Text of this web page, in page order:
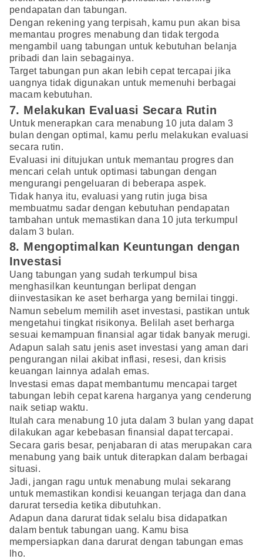
pendapatan dan tabungan.
Dengan rekening yang terpisah, kamu pun akan bisa
memantau progres menabung dan tidak tergoda
mengambil uang tabungan untuk kebutuhan belanja
pribadi dan lain sebagainya.
Target tabungan pun akan lebih cepat tercapai jika
uangnya tidak digunakan untuk memenuhi berbagai
macam kebutuhan.
7. Melakukan Evaluasi Secara Rutin
Untuk menerapkan cara menabung 10 juta dalam 3
bulan dengan optimal, kamu perlu melakukan evaluasi
secara rutin.
Evaluasi ini ditujukan untuk memantau progres dan
mencari celah untuk optimasi tabungan dengan
mengurangi pengeluaran di beberapa aspek.
Tidak hanya itu, evaluasi yang rutin juga bisa
membuatmu sadar dengan kebutuhan pendapatan
tambahan untuk memastikan dana 10 juta terkumpul
dalam 3 bulan.
8. Mengoptimalkan Keuntungan dengan
Investasi
Uang tabungan yang sudah terkumpul bisa
menghasilkan keuntungan berlipat dengan
diinvestasikan ke aset berharga yang bernilai tinggi.
Namun sebelum memilih aset investasi, pastikan untuk
mengetahui tingkat risikonya. Belilah aset berharga
sesuai kemampuan finansial agar tidak banyak merugi.
Adapun salah satu jenis aset investasi yang aman dari
pengurangan nilai akibat inflasi, resesi, dan krisis
keuangan lainnya adalah emas.
Investasi emas dapat membantumu mencapai target
tabungan lebih cepat karena harganya yang cenderung
naik setiap waktu.
Itulah cara menabung 10 juta dalam 3 bulan yang dapat
dilakukan agar kebebasan finansial dapat tercapai.
Secara garis besar, penjabaran di atas merupakan cara
menabung yang baik untuk diterapkan dalam berbagai
situasi.
Jadi, jangan ragu untuk menabung mulai sekarang
untuk memastikan kondisi keuangan terjaga dan dana
darurat tersedia ketika dibutuhkan.
Adapun dana darurat tidak selalu bisa didapatkan
dalam bentuk tabungan uang. Kamu bisa
mempersiapkan dana darurat dengan tabungan emas
lho.